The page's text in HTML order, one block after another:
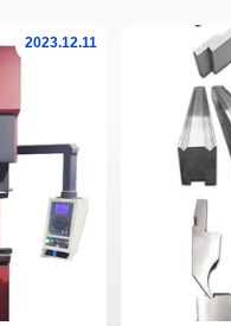
2023.12.11